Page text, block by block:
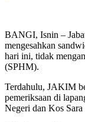
BANGI, Isnin –
mengesahkan
hari ini, tidak
(SPHM).
Terdahulu, JAKIM
pemeriksaan di
Negeri dan Kos